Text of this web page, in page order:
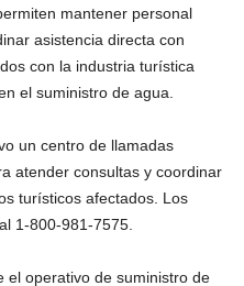
mantener personal
asistencia directa con
con la industria turística
el suministro de agua.
un centro de llamadas
atender consultas y coordinar
turísticos afectados. Los
1-800-981-7575.
el operativo de suministro de